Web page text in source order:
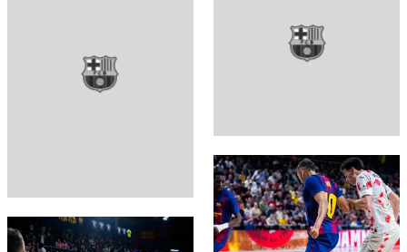
FC Barcelona club badge
FC Barcelona club badge